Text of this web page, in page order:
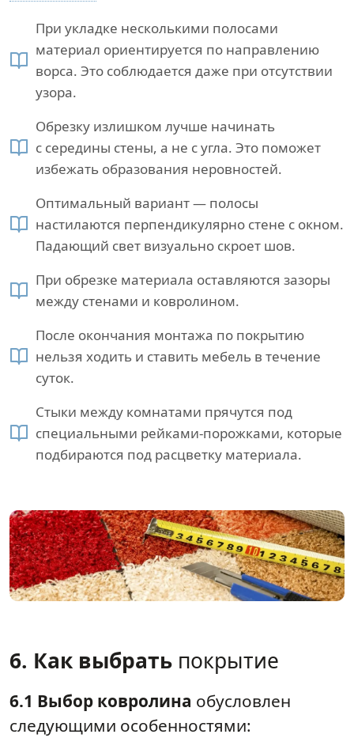
При укладке несколькими полосами
материал ориентируется по направлению
ворса. Это соблюдается даже при отсутствии
узора.
Обрезку излишком лучше начинать
с середины стены, а не с угла. Это поможет
избежать образования неровностей.
Оптимальный вариант — полосы
настилаются перпендикулярно стене с окном.
Падающий свет визуально скроет шов.
При обрезке материала оставляются зазоры
между стенами и ковролином.
После окончания монтажа по покрытию
нельзя ходить и ставить мебель в течение
суток.
Стыки между комнатами прячутся под
специальными рейками-порожками, которые
подбираются под расцветку материала.
6. Как выбрать покрытие
6.1 Выбор ковролина обусловлен
следующими особенностями: